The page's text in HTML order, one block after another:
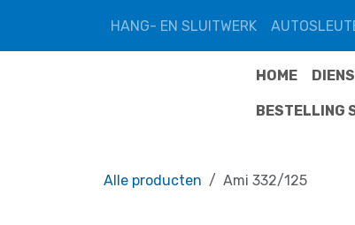
HANG- EN SLUITWERK
HOME
BESTELLING
Alle producten Ami 332/125